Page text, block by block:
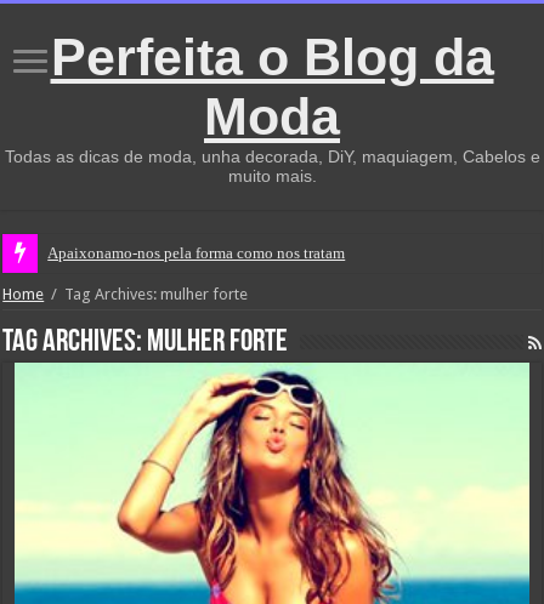
Perfeita o Blog da
Moda
Todas as dicas de moda, unha decorada, DiY, maquiagem, Cabelos e
muito mais.
Apaixonamo-nos pela forma como nos tratam
Home / Tag Archives: mulher forte
Tag Archives: mulher forte